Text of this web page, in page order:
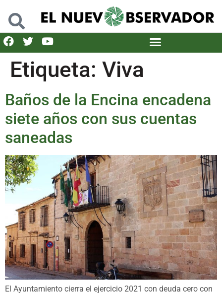
Etiqueta: Viva
Baños de la Encina encadena
siete años con sus cuentas
saneadas
El Ayuntamiento cierra el ejercicio 2021 con deuda cero con